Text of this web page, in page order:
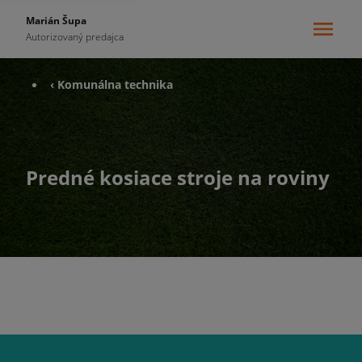
Marián Šupa
Autorizovaný predajca
‹ Komunálna technika
Predné kosiace stroje na roviny